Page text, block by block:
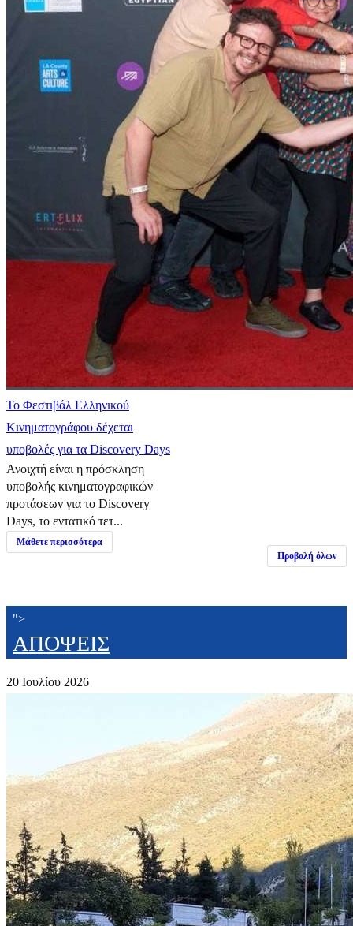
Το Φεστιβάλ Ελληνικού
Κινηματογράφου δέχεται
υποβολές για τα Discovery Days
Ανοιχτή είναι η πρόσκληση
υποβολής κινηματογραφικών
προτάσεων για το Discovery
Days, το εντατικό τετ...
Μάθετε περισσότερα
Προβολή όλων
">
ΑΠΟΨΕΙΣ
20 Ιουλίου 2026